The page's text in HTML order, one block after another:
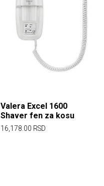
Valera Excel 1600
Shaver fen za kosu
16,178.00 RSD